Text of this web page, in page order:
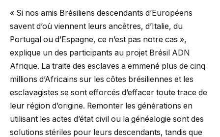
« Si nos amis Brésiliens descendants d’Européens
savent d’où viennent leurs ancêtres, d’Italie, du
Portugal ou d’Espagne, ce n’est pas notre cas »,
explique un des participants au projet Brésil ADN
Afrique. La traite des esclaves a emmené plus de cinq
millions d’Africains sur les côtes brésiliennes et les
esclavagistes se sont efforcés d’effacer toute trace de
leur région d’origine. Remonter les générations en
utilisant les actes d’état civil ou la généalogie sont des
solutions stériles pour leurs descendants, tandis que